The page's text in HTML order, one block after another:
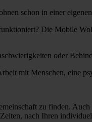
schon in einer
Die Mobile
oder
mit Menschen, eine
zu finden.
nach Ihren